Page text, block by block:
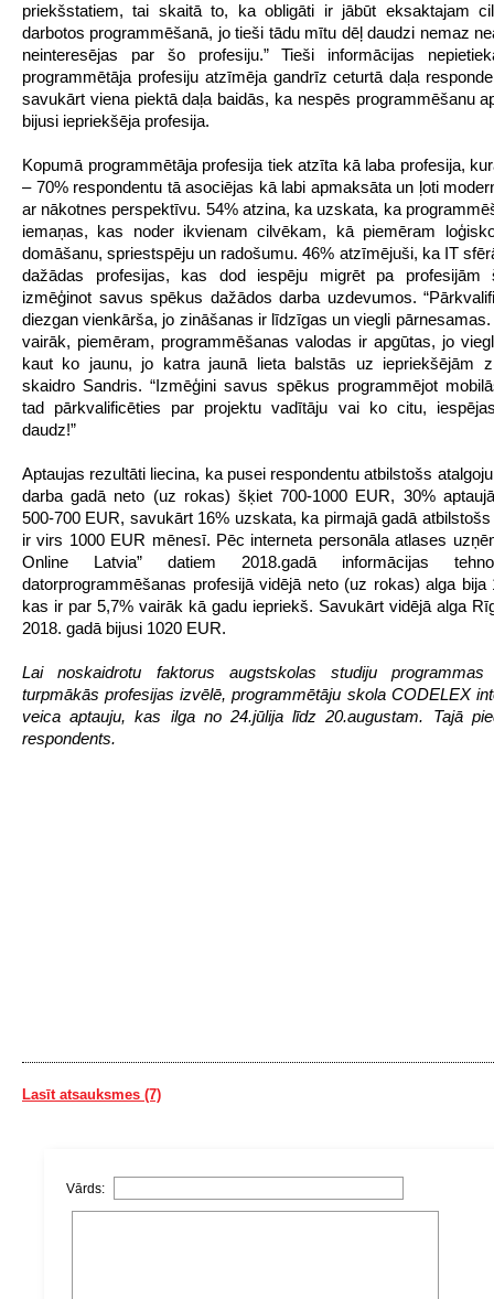
priekšstatiem, tai skaitā to, ka obligāti ir jābūt eksaktajam
darbotos programmēšanā, jo tieši tādu mītu dēļ daudzi nemaz
neinteresējas par šo profesiju.” Tieši informācijas
programmētāja profesiju atzīmēja gandrīz ceturtā daļa
savukārt viena piektā daļa baidās, ka nespēs programmēšanu
bijusi iepriekšēja profesija.
Kopumā programmētāja profesija tiek atzīta kā laba profesija,
– 70% respondentu tā asociējas kā labi apmaksāta un ļoti
ar nākotnes perspektīvu. 54% atzina, ka uzskata, ka
iemaņas, kas noder ikvienam cilvēkam, kā piemēram
domāšanu, spriestspēju un radošumu. 46% atzīmējuši, ka IT
dažādas profesijas, kas dod iespēju migrēt pa profesijām
izmēģinot savus spēkus dažādos darba uzdevumos.
diezgan vienkārša, jo zināšanas ir līdzīgas un viegli
vairāk, piemēram, programmēšanas valodas ir apgūtas, jo
kaut ko jaunu, jo katra jaunā lieta balstās uz iepriekšējām
skaidro Sandris. “Izmēģini savus spēkus programmējot
tad pārkvalificēties par projektu vadītāju vai ko citu,
daudz!”
Aptaujas rezultāti liecina, ka pusei respondentu atbilstošs
darba gadā neto (uz rokas) šķiet 700-1000 EUR, 30%
500-700 EUR, savukārt 16% uzskata, ka pirmajā gadā
ir virs 1000 EUR mēnesī. Pēc interneta personāla atlases
Online Latvia” datiem 2018.gadā informācijas
datorprogrammēšanas profesijā vidējā neto (uz rokas) alga bija
kas ir par 5,7% vairāk kā gadu iepriekš. Savukārt vidējā alga
2018. gadā bijusi 1020 EUR.
Lai noskaidrotu faktorus augstskolas studiju
turpmākās profesijas izvēlē, programmētāju skola CODELEX
veica aptauju, kas ilga no 24.jūlija līdz 20.augustam. Tajā
respondents.
Lasīt atsauksmes (7)
Vārds: